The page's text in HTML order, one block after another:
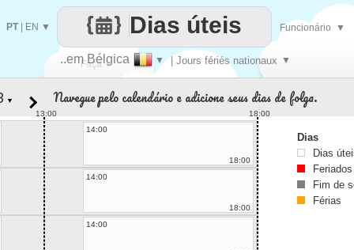
Faça
..em Bélgica ▼ | Jours fériés nationaux ▼
Dias úteis
PT| EN ▼ Funcionário ▼
▼ Navegue pelo calendário e adicione seus dias de folga.
13:00
18:00
14:00
18:00
14:00
18:00
14:00
Dias
Dias
Feriados
Fim de
Férias